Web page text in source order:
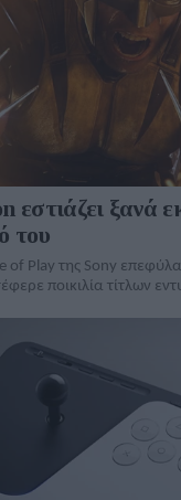
εστιάζει ξανά
του
Play της Sony
ποικιλία τίτλων